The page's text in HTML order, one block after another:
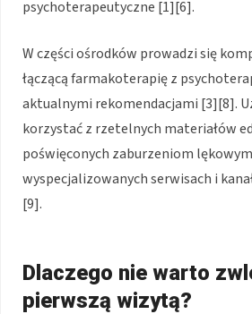
psychoterapeutyczne [1][6].
W części ośrodków prowadzi się
łączącą farmakoterapię z
aktualnymi rekomendacjami [3][8].
korzystać z rzetelnych materiałów
poświęconych zaburzeniom
wyspecjalizowanych serwisach i
[9].
Dlaczego nie warto
pierwszą wizytą?